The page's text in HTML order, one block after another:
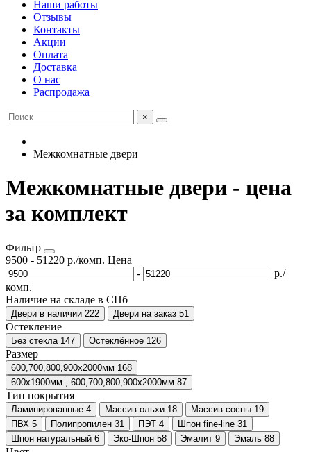
Наши работы
Отзывы
Контакты
Акции
Оплата
Доставка
О нас
Распродажа
×
Межкомнатные двери
Межкомнатные двери - цена
за комплект
Фильтр
9500 - 51220 р./комп. Цена
-
р./
комп.
Наличие на складе в СПб
Двери в наличии 222 Двери на заказ 51
Остекление
Без стекла 147 Остеклённое 126
Размер
600,700,800,900х2000мм 168
600x1900мм., 600,700,800,900х2000мм 87
Тип покрытия
Ламинированные 4 Массив ольхи 18 Массив сосны 19
ПВХ 5 Полипропилен 31 ПЭТ 4 Шпон fine-line 31
Шпон натуральный 6 Эко-Шпон 58 Эмалит 9 Эмаль 88